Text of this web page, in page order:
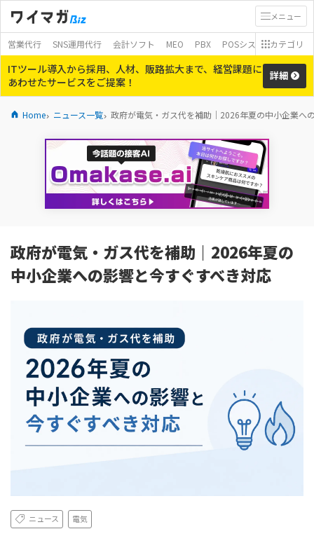
メニュー
営業代行 SNS運用代行 会計ソフト MEO PBX POSシステム モバイ
カテゴリ
ITツール導入から採用、人材、販路拡大まで、経営課題に
あわせたサービスをご提案！
詳細
Home ニュース一覧 政府が電気・ガス代を補助｜2026年夏の中小企業へ
政府が電気・ガス代を補助｜2026年夏の
中小企業への影響と今すぐすべき対応
ニュース 電気